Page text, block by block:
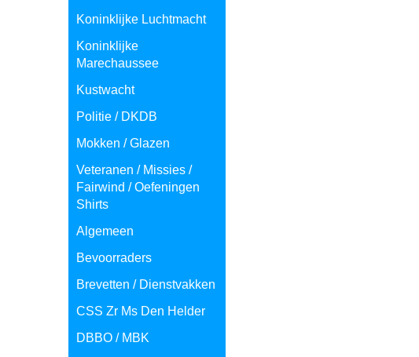
Koninklijke Luchtmacht
Koninklijke
Marechaussee
Kustwacht
Politie / DKDB
Mokken / Glazen
Veteranen / Missies /
Fairwind / Oefeningen
Shirts
Algemeen
Bevoorraders
Brevetten / Dienstvakken
CSS Zr Ms Den Helder
DBBO / MBK